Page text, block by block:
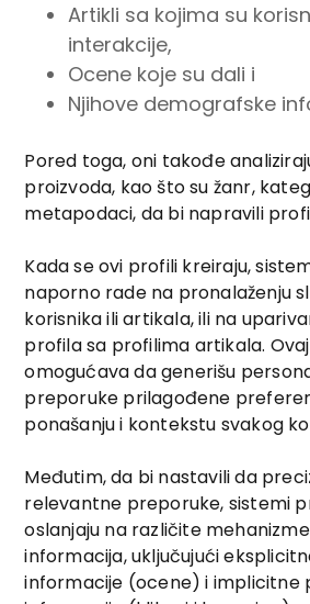
Artikli sa kojima su
interakcije,
Ocene koje su dali i
Njihove demografske
Pored toga, oni takođe
proizvoda, kao što su žanr,
metapodaci, da bi napravili
Kada se ovi profili kreiraju,
naporno rade na pronalaženju
korisnika ili artikala, ili na
profila sa profilima artikala.
omogućava da generišu
preporuke prilagođene
ponašanju i kontekstu svakog
Međutim, da bi nastavili da
relevantne preporuke, sistemi
oslanjaju na različite
informacija, uključujući
informacije (ocene) i implicitne